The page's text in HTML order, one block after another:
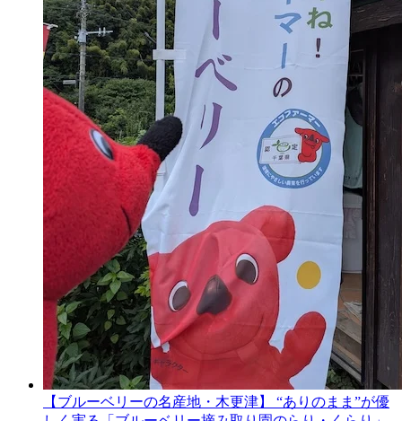
【ブルーベリーの名産地・木更津】 “ありのまま”が優